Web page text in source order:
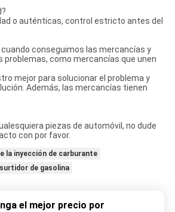
o auténticas, control estricto antes del
conseguimos las mercancías y
problemas, como mercancías que unen
mejor para solucionar el problema y
Además, las mercancías tienen
piezas de automóvil, no dude
con por favor.
la inyección de carburante
de gasolina
el mejor precio por